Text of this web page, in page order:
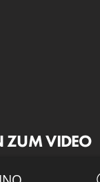
ZUM VIDEO